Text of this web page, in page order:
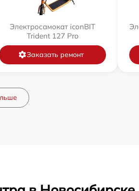
Электросамокат iconBIT
Trident 127 Pro
Заказать ремонт